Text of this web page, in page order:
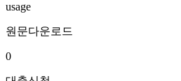
usage
원문다운로드
0